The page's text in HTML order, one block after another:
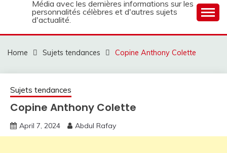
Média avec les dernières informations sur les
personnalités célèbres et d'autres sujets
d'actualité.
Home Sujets tendances Copine Anthony Colette
Sujets tendances
Copine Anthony Colette
April 7, 2024 Abdul Rafay